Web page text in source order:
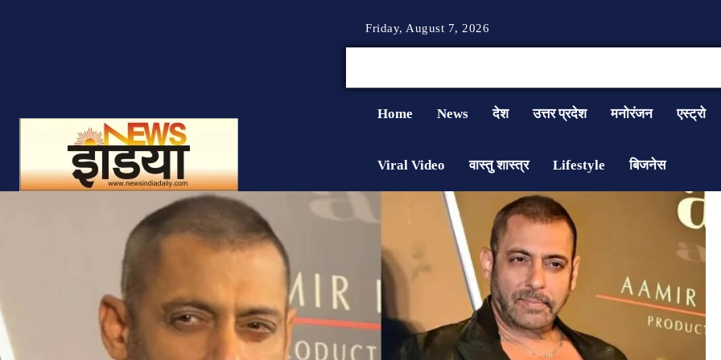
Friday, August 7, 2026
Home News देश उत्तर प्रदेश मनोरंजन एस्ट्रो
Viral Video वास्तु शास्त्र Lifestyle बिजनेस